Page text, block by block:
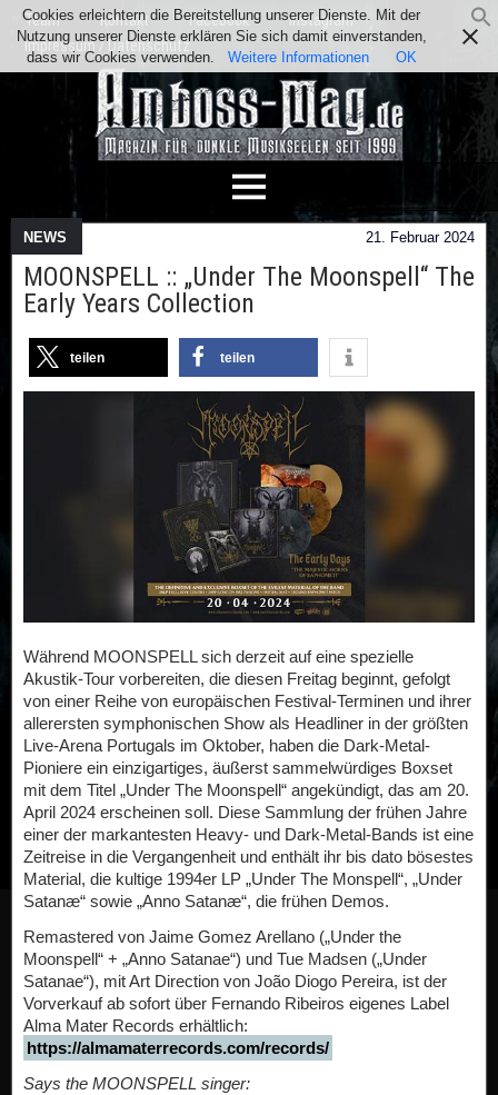
Team Kontakt Facebook
Instagram
Impressum / Datenschutz
NEWS 21. Februar 2024
MOONSPELL :: „Under The Moonspell“ The
Early Years Collection
teilen teilen
Während MOONSPELL sich derzeit auf eine spezielle
Akustik-Tour vorbereiten, die diesen Freitag beginnt, gefolgt
von einer Reihe von europäischen Festival-Terminen und ihrer
allerersten symphonischen Show als Headliner in der größten
Live-Arena Portugals im Oktober, haben die Dark-Metal-
Pioniere ein einzigartiges, äußerst sammelwürdiges Boxset
mit dem Titel „Under The Moonspell“ angekündigt, das am 20.
April 2024 erscheinen soll. Diese Sammlung der frühen Jahre
einer der markantesten Heavy- und Dark-Metal-Bands ist eine
Zeitreise in die Vergangenheit und enthält ihr bis dato bösestes
Material, die kultige 1994er LP „Under The Monspell“, „Under
Satanæ“ sowie „Anno Satanæ“, die frühen Demos.
Remastered von Jaime Gomez Arellano („Under the
Moonspell“ + „Anno Satanae“) und Tue Madsen („Under
Satanae“), mit Art Direction von João Diogo Pereira, ist der
Vorverkauf ab sofort über Fernando Ribeiros eigenes Label
Alma Mater Records erhältlich:
https://almamaterrecords.com/records/
Says the MOONSPELL singer:
Cookies erleichtern die Bereitstellung unserer Dienste. Mit der
Nutzung unserer Dienste erklären Sie sich damit einverstanden,
dass wir Cookies verwenden.
Weitere Informationen OK